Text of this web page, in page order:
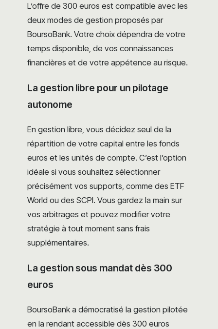
L’offre de 300 euros est compatible avec les
deux modes de gestion proposés par
BoursoBank. Votre choix dépendra de votre
temps disponible, de vos connaissances
financières et de votre appétence au risque.
La gestion libre pour un pilotage
autonome
En gestion libre, vous décidez seul de la
répartition de votre capital entre les fonds
euros et les unités de compte. C’est l’option
idéale si vous souhaitez sélectionner
précisément vos supports, comme des ETF
World ou des SCPI. Vous gardez la main sur
vos arbitrages et pouvez modifier votre
stratégie à tout moment sans frais
supplémentaires.
La gestion sous mandat dès 300
euros
BoursoBank a démocratisé la gestion pilotée
en la rendant accessible dès 300 euros